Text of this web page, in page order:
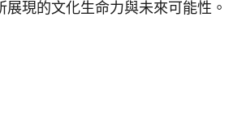
展現的文化生命力與未來可能性。